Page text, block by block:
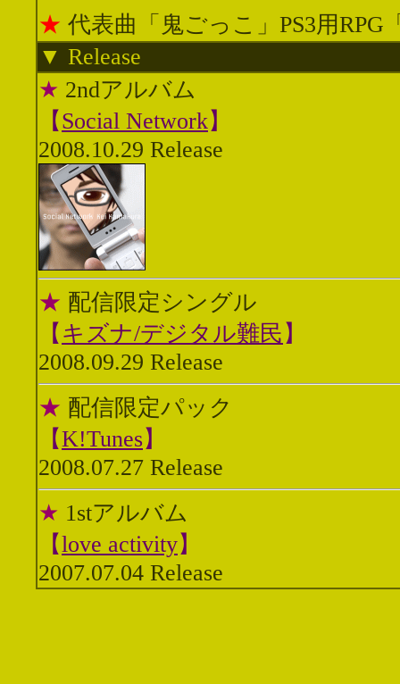
★ 代表曲「鬼ごっこ」PS3用
▼ Release
★ 2ndアルバム
【 Social Network】
2008.10.29 Release
★ 配信限定シングル
【 キズナ/デジタル難民 】
2008.09.29 Release
★ 配信限定パック
【K!Tunes】
2008.07.27 Release
★ 1stアルバム
【love activity】
2007.07.04 Release